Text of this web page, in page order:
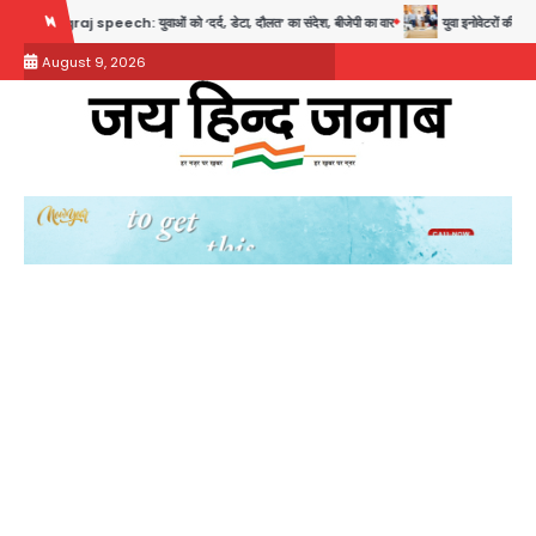
content
speech: युवाओं को ‘दर्द, डेटा, दौलत’ का संदेश, बीजेपी का वार युवा इनोवेटरों की सोच से हाईटेक
August 9, 2026